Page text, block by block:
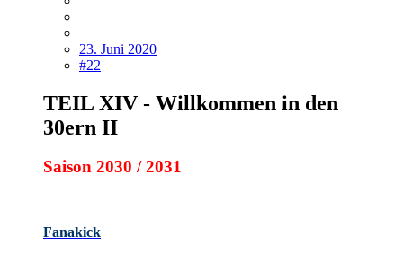
23. Juni 2020
#22
TEIL XIV - Willkommen in den
30ern II
Saison 2030 / 2031
Fanakick